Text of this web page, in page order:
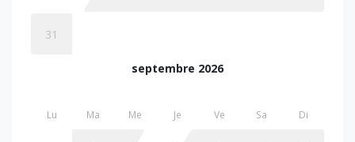
31
septembre 2026
Lu Ma Me Je Ve Sa Di